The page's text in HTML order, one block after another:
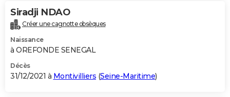
Siradji NDAO
Créer une cagnotte obsèques
Naissance
à OREFONDE SENEGAL
Décès
31/12/2021 à Montivilliers (Seine-Maritime)